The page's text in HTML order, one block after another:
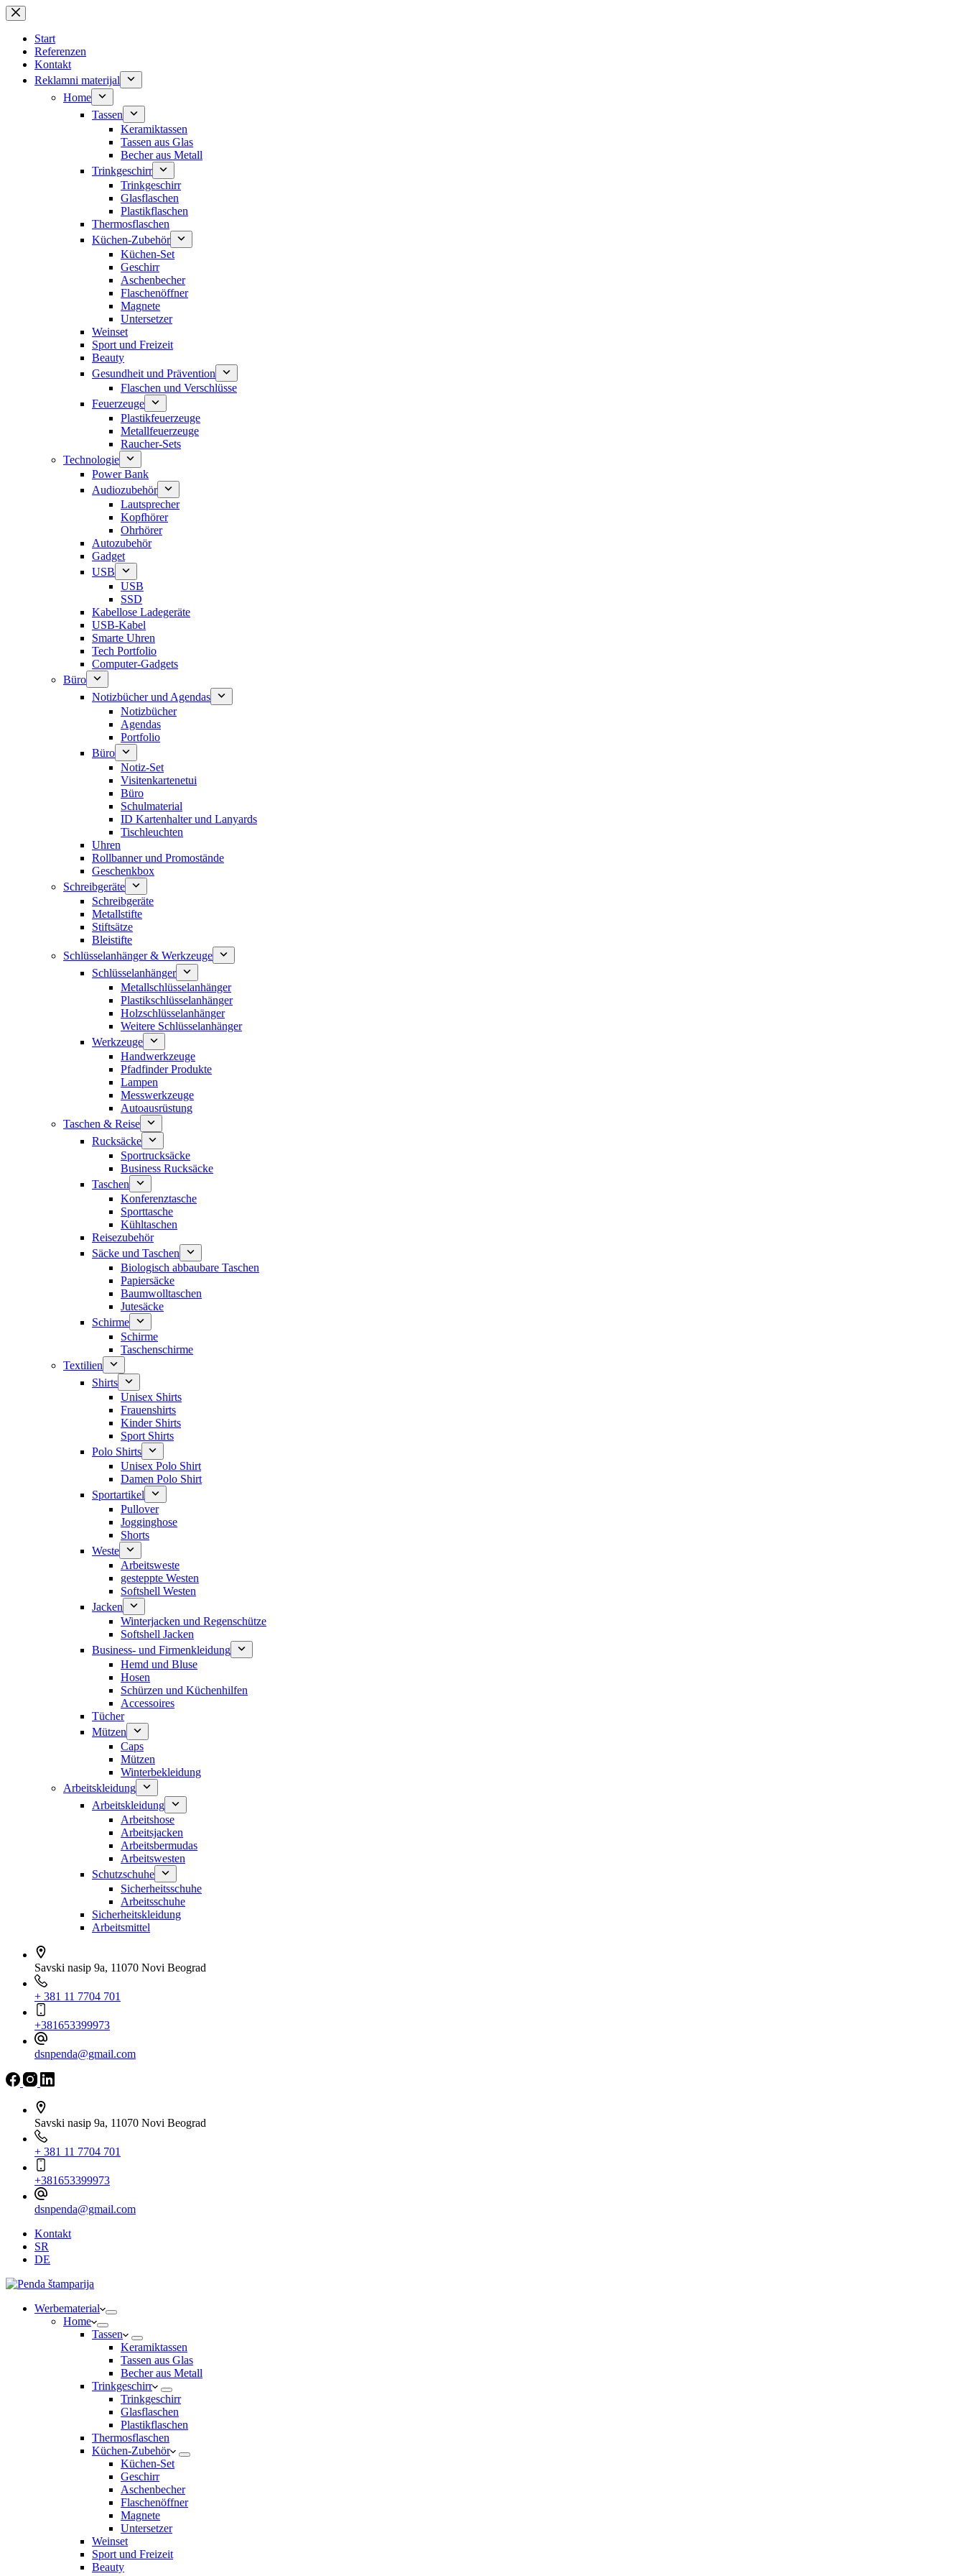
Zum
Inhalt
springenStart
Referenzen
Kontakt
Reklamni materijal
Home
Tassen
Keramiktassen
Tassen aus Glas
Becher aus Metall
Trinkgeschirr
Trinkgeschirr
Glasflaschen
Plastikflaschen
Thermosflaschen
Küchen-Zubehör
Küchen-Set
Geschirr
Aschenbecher
Flaschenöffner
Magnete
Untersetzer
Weinset
Sport und Freizeit
Beauty
Gesundheit und Prävention
Flaschen und Verschlüsse
Feuerzeuge
Plastikfeuerzeuge
Metallfeuerzeuge
Raucher-Sets
Technologie
Power Bank
Audiozubehör
Lautsprecher
Kopfhörer
Ohrhörer
Autozubehör
Gadget
USB
USB
SSD
Kabellose Ladegeräte
USB-Kabel
Smarte Uhren
Tech Portfolio
Computer-Gadgets
Büro
Notizbücher und Agendas
Notizbücher
Agendas
Portfolio
Büro
Notiz-Set
Visitenkartenetui
Büro
Schulmaterial
ID Kartenhalter und Lanyards
Tischleuchten
Uhren
Rollbanner und Promostände
Geschenkbox
Schreibgeräte
Schreibgeräte
Metallstifte
Stiftsätze
Bleistifte
Schlüsselanhänger & Werkzeuge
Schlüsselanhänger
Metallschlüsselanhänger
Plastikschlüsselanhänger
Holzschlüsselanhänger
Weitere Schlüsselanhänger
Werkzeuge
Handwerkzeuge
Pfadfinder Produkte
Lampen
Messwerkzeuge
Autoausrüstung
Taschen & Reise
Rucksäcke
Sportrucksäcke
Business Rucksäcke
Taschen
Konferenztasche
Sporttasche
Kühltaschen
Reisezubehör
Säcke und Taschen
Biologisch abbaubare Taschen
Papiersäcke
Baumwolltaschen
Jutesäcke
Schirme
Schirme
Taschenschirme
Textilien
Shirts
Unisex Shirts
Frauenshirts
Kinder Shirts
Sport Shirts
Polo Shirts
Unisex Polo Shirt
Damen Polo Shirt
Sportartikel
Pullover
Jogginghose
Shorts
Weste
Arbeitsweste
gesteppte Westen
Softshell Westen
Jacken
Winterjacken und Regenschütze
Softshell Jacken
Business- und Firmenkleidung
Hemd und Bluse
Hosen
Schürzen und Küchenhilfen
Accessoires
Tücher
Mützen
Caps
Mützen
Winterbekleidung
Arbeitskleidung
Arbeitskleidung
Arbeitshose
Arbeitsjacken
Arbeitsbermudas
Arbeitswesten
Schutzschuhe
Sicherheitsschuhe
Arbeitsschuhe
Sicherheitskleidung
Arbeitsmittel
Savski nasip 9a, 11070 Novi Beograd
+ 381 11 7704 701
+381653399973
dsnpenda@gmail.com
Savski nasip 9a, 11070 Novi Beograd
+ 381 11 7704 701
+381653399973
dsnpenda@gmail.com
Kontakt
SR
DE
Werbematerial
Home
Tassen
Keramiktassen
Tassen aus Glas
Becher aus Metall
Trinkgeschirr
Trinkgeschirr
Glasflaschen
Plastikflaschen
Thermosflaschen
Küchen-Zubehör
Küchen-Set
Geschirr
Aschenbecher
Flaschenöffner
Magnete
Untersetzer
Weinset
Sport und Freizeit
Beauty